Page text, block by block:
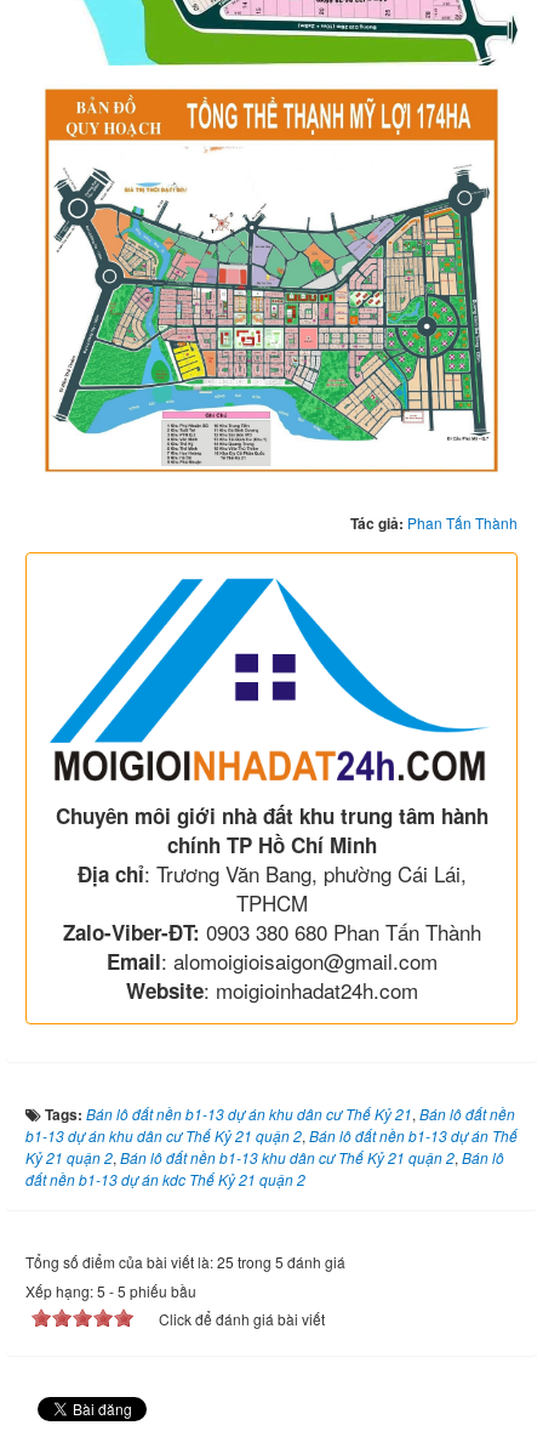
Tác giả: Phan Tấn Thành
Chuyên môi giới nhà đất khu trung tâm hành
chính TP Hồ Chí Minh
Địa chỉ: Trương Văn Bang, phường Cái Lái,
TPHCM
Zalo-Viber-ĐT: 0903 380 680 Phan Tấn Thành
Email: alomoigioisaigon@gmail.com
Website: moigioinhadat24h.com
Tags: Bán lô đất nền b1-13 dự án khu dân cư Thế Kỷ 21,Bán lô đất nền
b1-13 dự án khu dân cư Thế Kỷ 21 quận 2,Bán lô đất nền b1-13 dự án Thế
Kỷ 21 quận 2,Bán lô đất nền b1-13 khu dân cư Thế Kỷ 21 quận 2,Bán lô
đất nền b1-13 dự án kdc Thế Kỷ 21 quận 2
Tổng số điểm của bài viết là: 25 trong 5 đánh giá
Xếp hạng:5 -5 phiếu bầu
Click để đánh giá bài viết